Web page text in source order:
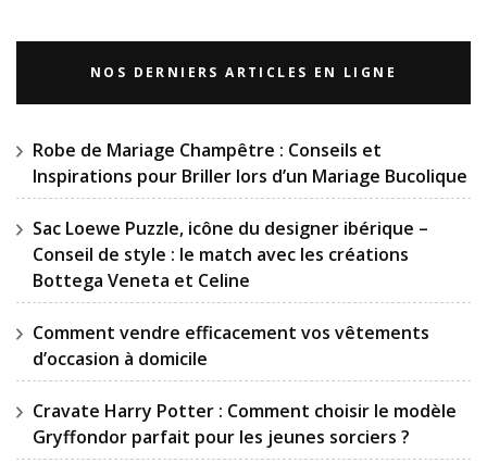
NOS DERNIERS ARTICLES EN LIGNE
Robe de Mariage Champêtre : Conseils et
Inspirations pour Briller lors d’un Mariage Bucolique
Sac Loewe Puzzle, icône du designer ibérique –
Conseil de style : le match avec les créations
Bottega Veneta et Celine
Comment vendre efficacement vos vêtements
d’occasion à domicile
Cravate Harry Potter : Comment choisir le modèle
Gryffondor parfait pour les jeunes sorciers ?